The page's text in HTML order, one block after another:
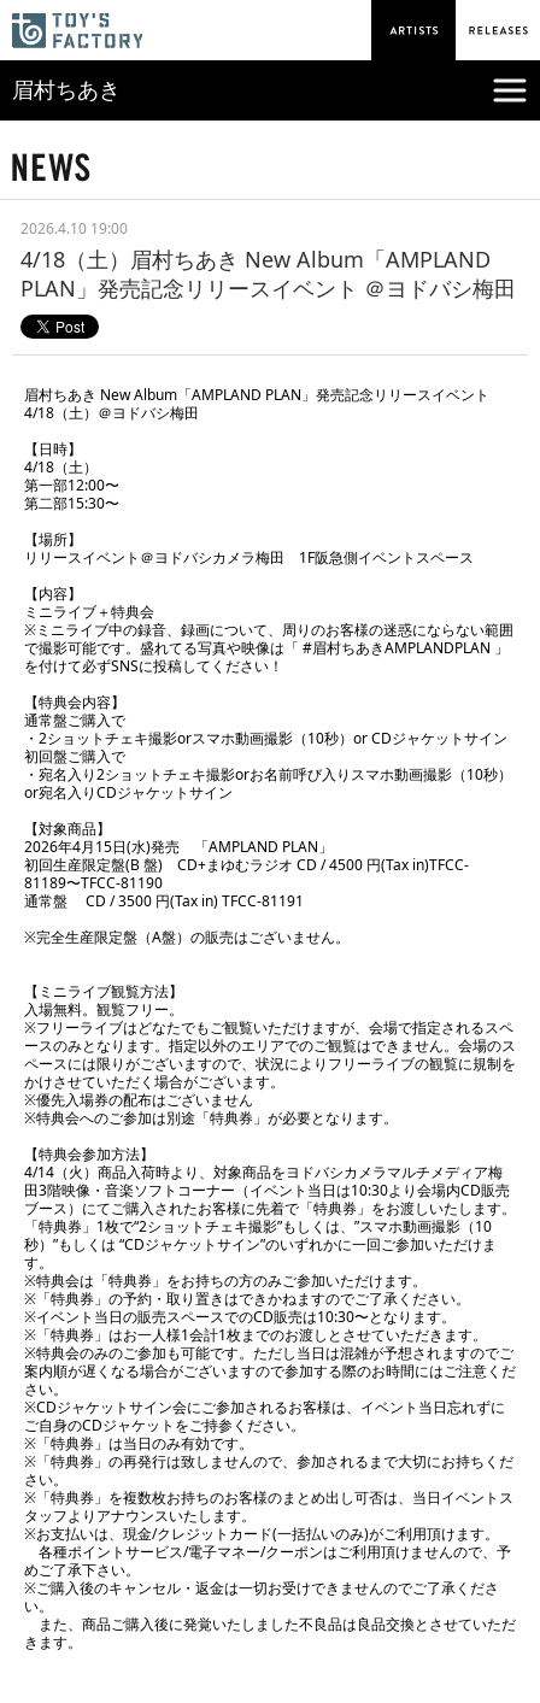
眉村ちあき
2026.4.10 19:00
4/18（土）眉村ちあき New Album「AMPLAND
PLAN」発売記念リリースイベント ＠ヨドバシ梅田
眉村ちあき New Album「AMPLAND PLAN」発売記念リリースイベント
4/18（土）＠ヨドバシ梅田
【日時】
4/18（土）
第一部12:00〜
第二部15:30〜
【場所】
リリースイベント＠ヨドバシカメラ梅田 1F阪急側イベントスペース
【内容】
ミニライブ＋特典会
※ミニライブ中の録音、録画について、周りのお客様の迷惑にならない範囲
で撮影可能です。盛れてる写真や映像は「 #眉村ちあきAMPLANDPLAN 」
を付けて必ずSNSに投稿してください！
【特典会内容】
通常盤ご購入で
・2ショットチェキ撮影orスマホ動画撮影（10秒）or CDジャケットサイン
初回盤ご購入で
・宛名入り2ショットチェキ撮影orお名前呼び入りスマホ動画撮影（10秒）
or宛名入りCDジャケットサイン
【対象商品】
2026年4月15日(水)発売 「AMPLAND PLAN」
初回生産限定盤(B 盤) CD+まゆむラジオ CD / 4500 円(Tax in)TFCC-
81189〜TFCC-81190
通常盤 CD / 3500 円(Tax in) TFCC-81191
※完全生産限定盤（A盤）の販売はございません。
【ミニライブ観覧方法】
入場無料。観覧フリー。
※フリーライブはどなたでもご観覧いただけますが、会場で指定されるスペ
ースのみとなります。指定以外のエリアでのご観覧はできません。会場のス
ペースには限りがございますので、状況によりフリーライブの観覧に規制を
かけさせていただく場合がございます。
※優先入場券の配布はございません
※特典会へのご参加は別途「特典券」が必要となります。
【特典会参加方法】
4/14（火）商品入荷時より、対象商品をヨドバシカメラマルチメディア梅
田3階映像・音楽ソフトコーナー（イベント当日は10:30より会場内CD販売
ブース）にてご購入されたお客様に先着で「特典券」をお渡しいたします。
「特典券」1枚で“2ショットチェキ撮影”もしくは、”スマホ動画撮影（10
秒）”もしくは “CDジャケットサイン”のいずれかに一回ご参加いただけま
す。
※特典会は「特典券」をお持ちの方のみご参加いただけます。
※「特典券」の予約・取り置きはできかねますのでご了承ください。
※イベント当日の販売スペースでのCD販売は10:30〜となります。
※「特典券」はお一人様1会計1枚までのお渡しとさせていただきます。
※特典会のみのご参加も可能です。ただし当日は混雑が予想されますのでご
案内順が遅くなる場合がございますので参加する際のお時間にはご注意くだ
さい。
※CDジャケットサイン会にご参加されるお客様は、イベント当日忘れずに
ご自身のCDジャケットをご持参ください。
※「特典券」は当日のみ有効です。
※「特典券」の再発行は致しませんので、参加されるまで大切にお持ちくだ
さい。
※「特典券」を複数枚お持ちのお客様のまとめ出し可否は、当日イベントス
タッフよりアナウンスいたします。
※お支払いは、現金/クレジットカード(一括払いのみ)がご利用頂けます。
各種ポイントサービス/電子マネー/クーポンはご利用頂けませんので、予
めご了承下さい。
※ご購入後のキャンセル・返金は一切お受けできませんのでご了承くださ
い。
また、商品ご購入後に発覚いたしました不良品は良品交換とさせていただ
きます。